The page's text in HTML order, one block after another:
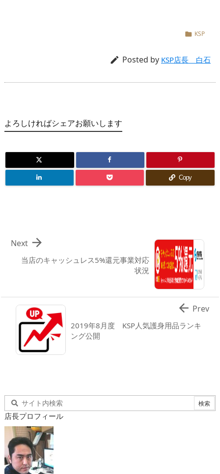
 KSP
 Posted by KSP店長 白石
よろしければシェアお願いします
Copy
当店のキャッシュレス5%還元事業対応
状況

Next
2019年8月度 KSP人気護身用品ランキ
ング公開
 Prev
店長プロフィール